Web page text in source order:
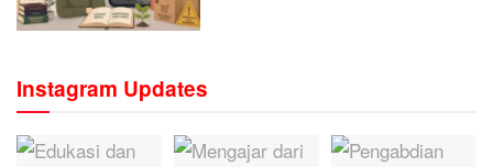
Instagram Updates